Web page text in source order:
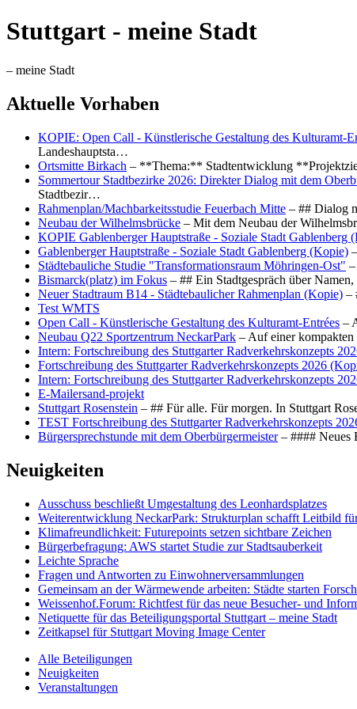
Stuttgart - meine Stadt
– meine Stadt
Aktuelle Vorhaben
KOPIE: Open Call - Künstlerische Gestaltung des Kulturamt-
Landeshauptsta…
Ortsmitte Birkach – **Thema:** Stadtentwicklung
Sommertour Stadtbezirke 2026: Direkter Dialog mit dem
Stadtbezir…
Rahmenplan/Machbarkeitsstudie Feuerbach Mitte – ## Dialog
Neubau der Wilhelmsbrücke – Mit dem Neubau der
KOPIE Gablenberger Hauptstraße - Soziale Stadt Gablenberg
Gablenberger Hauptstraße - Soziale Stadt Gablenberg (Kopie)
Städtebauliche Studie "Transformationsraum Möhringen-Ost"
Bismarck(platz) im Fokus – ## Ein Stadtgespräch über
Neuer Stadtraum B14 - Städtebaulicher Rahmenplan (Kopie) –
Test WMTS
Open Call - Künstlerische Gestaltung des Kulturamt-Entrées –
Neubau Q22 Sportzentrum NeckarPark – Auf einer
Intern: Fortschreibung des Stuttgarter Radverkehrskonzepts
Fortschreibung des Stuttgarter Radverkehrskonzepts 2026
Intern: Fortschreibung des Stuttgarter Radverkehrskonzepts
E-Mailersand-projekt
Stuttgart Rosenstein – ## Für alle. Für morgen. In Stuttgart
TEST Fortschreibung des Stuttgarter Radverkehrskonzepts
Bürgersprechstunde mit dem Oberbürgermeister– #### Neues
Neuigkeiten
Ausschuss beschließt Umgestaltung des Leonhards­platzes
Weiterentwicklung NeckarPark: Strukturplan schafft Leitbild
Klimafreundlichkeit: Futurepoints setzen sichtbare Zeichen
Bürgerbefragung: AWS startet Studie zur Stadtsauberkeit
Leichte Sprache
Fragen und Antworten zu Einwohnerversammlungen
Gemeinsam an der Wärmewende arbeiten: Städte starten
Weissenhof.Forum: Richtfest für das neue Besucher- und
Netiquette für das Beteiligungsportal Stuttgart – meine Stadt
Zeitkapsel für Stuttgart Moving Image Center
Alle Beteiligungen
Neuigkeiten
Veranstaltungen